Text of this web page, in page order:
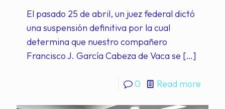
El pasado 25 de abril, un juez federal dictó
una suspensión definitiva por la cual
determina que nuestro compañero
Francisco J. García Cabeza de Vaca se […]
0 Read more